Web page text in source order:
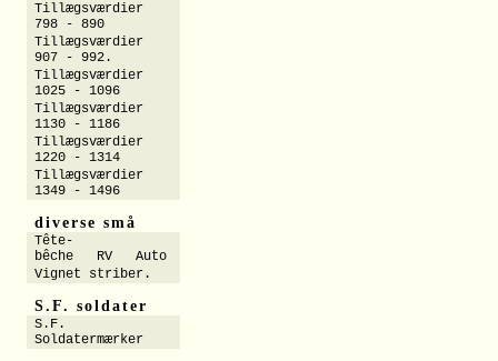
Tillægsværdier
798 - 890
Tillægsværdier
907 - 992.
Tillægsværdier
1025 - 1096
Tillægsværdier
1130 - 1186
Tillægsværdier
1220 - 1314
Tillægsværdier
1349 - 1496
diverse små
Tête-
bêche RV Auto
Vignet striber.
S.F. soldater
S.F.
Soldatermærker